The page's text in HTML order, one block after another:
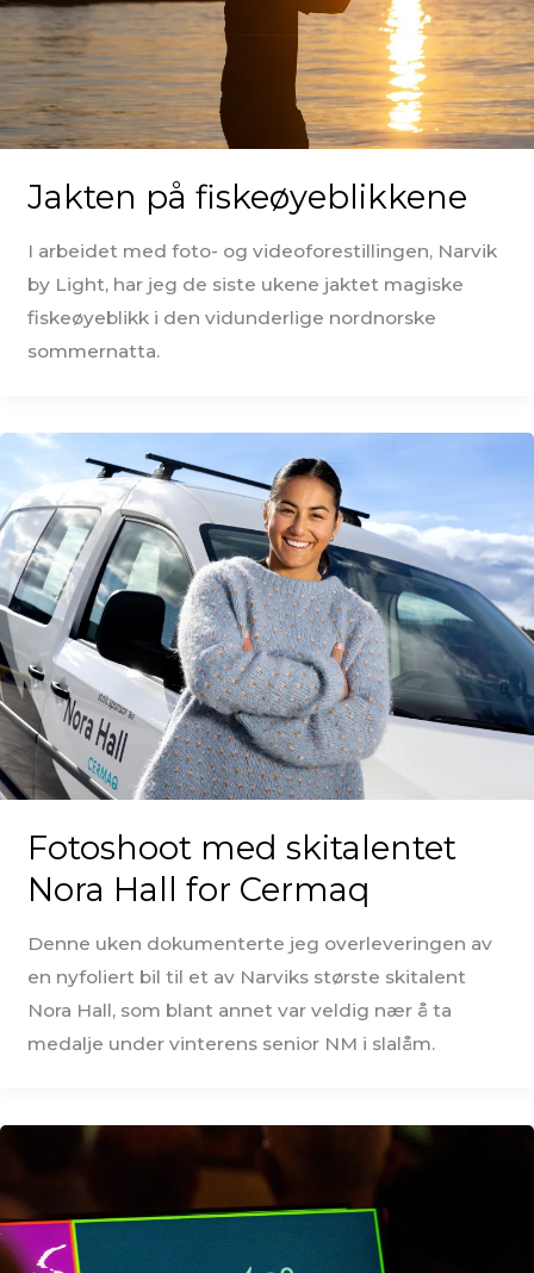
Jakten på fiskeøyeblikkene
I arbeidet med foto- og videoforestillingen, Narvik
by Light, har jeg de siste ukene jaktet magiske
fiskeøyeblikk i den vidunderlige nordnorske
sommernatta.
Fotoshoot med skitalentet
Nora Hall for Cermaq
Denne uken dokumenterte jeg overleveringen av
en nyfoliert bil til et av Narviks største skitalent
Nora Hall, som blant annet var veldig nær å ta
medalje under vinterens senior NM i slalåm.